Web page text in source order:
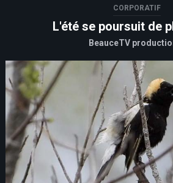
CORPORATIF
L'été se poursuit de
BeauceTV